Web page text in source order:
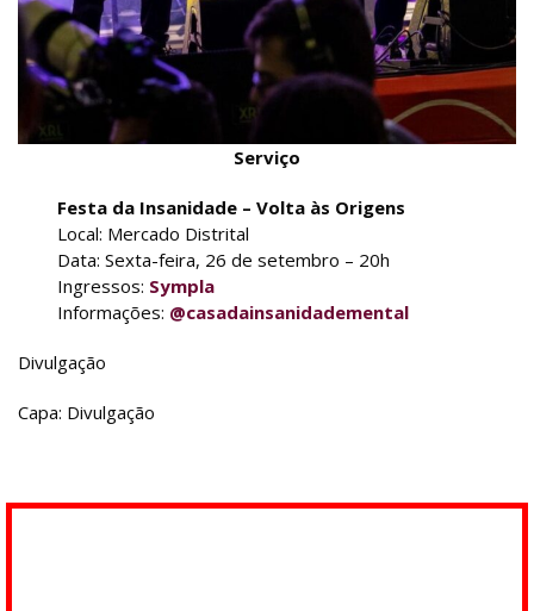
Serviço
Festa da Insanidade – Volta às Origens
Local: Mercado Distrital
Data: Sexta-feira, 26 de setembro – 20h
Ingressos: Sympla
Informações: @casadainsanidademental
Divulgação
Capa: Divulgação